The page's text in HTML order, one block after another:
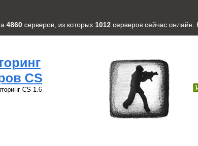
4860 серверов, из которых 1012 серверовсейчас онлайн.
CS
CS 1.6